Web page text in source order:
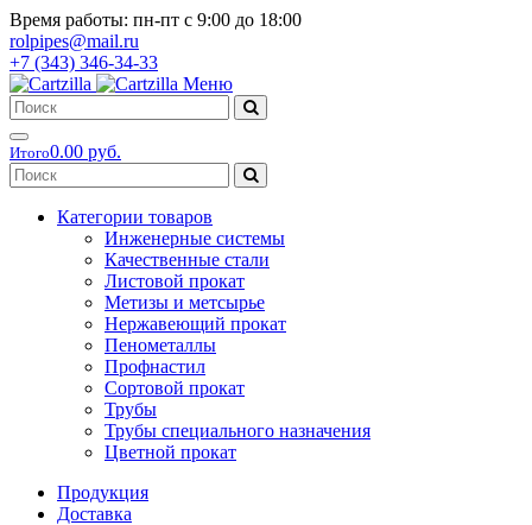
Время работы: пн-пт с 9:00 до 18:00
rolpipes@mail.ru
+7 (343) 346-34-33
Меню
Итого0.00 руб.
Категории товаров
Инженерные системы
Качественные стали
Листовой прокат
Метизы и метсырье
Нержавеющий прокат
Пенометаллы
Профнастил
Сортовой прокат
Трубы
Трубы специального назначения
Цветной прокат
Продукция
Доставка